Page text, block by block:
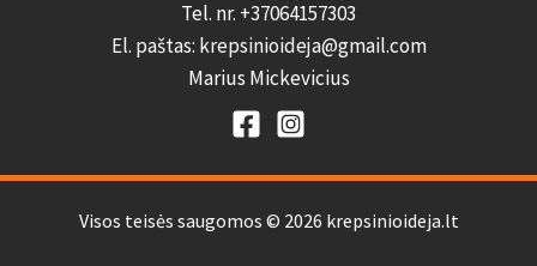
Tel. nr. +37064157303
El. paštas: krepsinioideja@gmail.com
Marius Mickevicius
Visos teisės saugomos © 2026 krepsinioideja.lt